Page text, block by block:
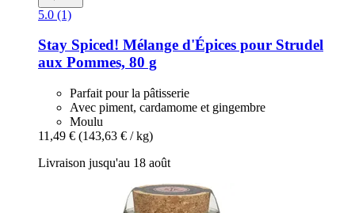
5.0 (1)
Stay Spiced! Mélange d'Épices pour Strudel
aux Pommes, 80 g
Parfait pour la pâtisserie
Avec piment, cardamome et gingembre
Moulu
11,49 € (143,63 € / kg)
Livraison jusqu'au 18 août